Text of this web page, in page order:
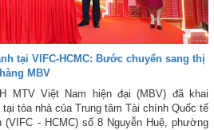
tại VIFC-HCMC: Bước chuyển sang thị
MBV
MTV Việt Nam hiện đại (MBV) đã khai
tòa nhà của Trung tâm Tài chính Quốc tế
- HCMC) số 8 Nguyễn Huệ, phường